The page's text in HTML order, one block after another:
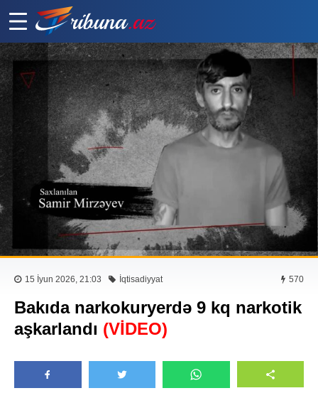
15 İyun 2026, 21:03 İqtisadiyyat 570
Bakıda narkokuryerdə 9 kq narkotik
aşkarlandı (VİDEO)